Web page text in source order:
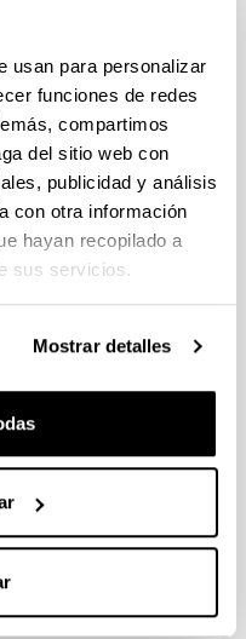
usan para personalizar
funciones de redes
compartimos
del sitio web con
publicidad y análisis
con otra información
hayan recopilado a
sus servicios.
Mostrar detalles
a la presunción de